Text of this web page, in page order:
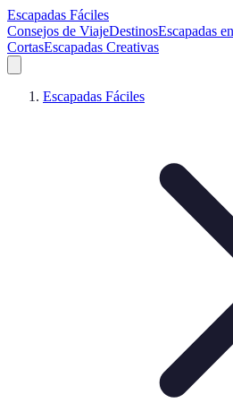
Escapadas Fáciles
Consejos de ViajeDestinosEscapadas
CortasEscapadas Creativas
Escapadas Fáciles